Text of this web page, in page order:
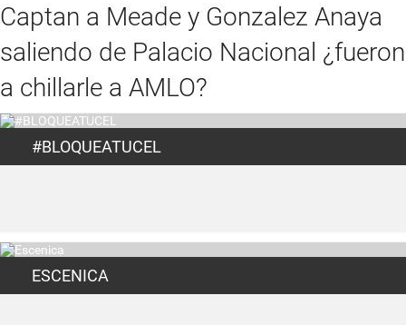
Captan a Meade y Gonzalez Anaya
saliendo de Palacio Nacional ¿fueron
a chillarle a AMLO?
#BLOQUEATUCEL
ESCENICA